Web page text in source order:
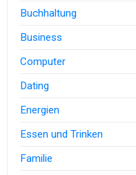
Buchhaltung
Business
Computer
Dating
Energien
Essen und Trinken
Familie